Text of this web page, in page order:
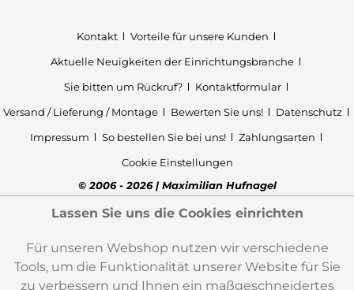
Kontakt
Vorteile für unsere Kunden
Aktuelle Neuigkeiten der Einrichtungsbranche
Sie bitten um Rückruf?
Kontaktformular
Versand / Lieferung / Montage
Bewerten Sie uns!
Datenschutz
Impressum
So bestellen Sie bei uns!
Zahlungsarten
Cookie Einstellungen
© 2006 - 2026 | Maximilian Hufnagel
Lassen Sie uns die Cookies einrichten
Für unseren Webshop nutzen wir verschiedene
Tools, um die Funktionalität unserer Website für Sie
zu verbessern und Ihnen ein maßgeschneidertes